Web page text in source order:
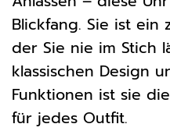
Blickfang. Sie ist ein
der Sie nie im Stich
klassischen Design
Funktionen ist sie
für jedes Outfit.